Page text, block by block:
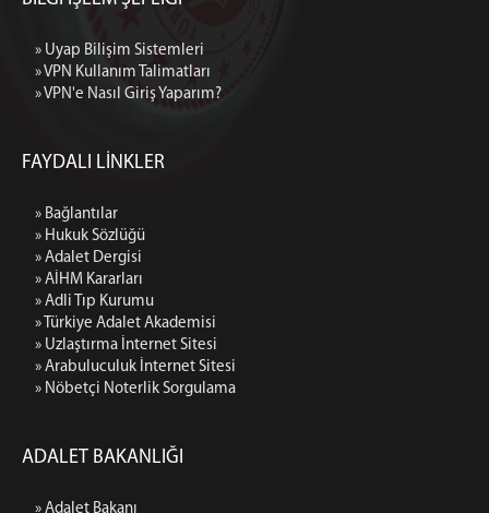
» Uyap Bilişim Sistemleri
» VPN Kullanım Talimatları
» VPN'e Nasıl Giriş Yaparım?
FAYDALI LİNKLER
» Bağlantılar
» Hukuk Sözlüğü
» Adalet Dergisi
» AİHM Kararları
» Adli Tıp Kurumu
» Türkiye Adalet Akademisi
» Uzlaştırma İnternet Sitesi
» Arabuluculuk İnternet Sitesi
» Nöbetçi Noterlik Sorgulama
ADALET BAKANLIĞI
» Adalet Bakanı